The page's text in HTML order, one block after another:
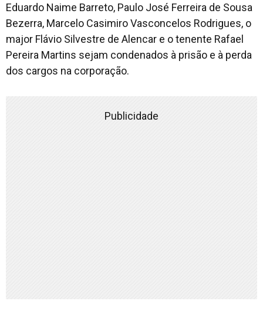
Eduardo Naime Barreto, Paulo José Ferreira de Sousa
Bezerra, Marcelo Casimiro Vasconcelos Rodrigues, o
major Flávio Silvestre de Alencar e o tenente Rafael
Pereira Martins sejam condenados à prisão e à perda
dos cargos na corporação.
Publicidade